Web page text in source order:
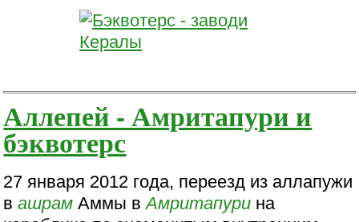
Аллепей - Амритапури и
бэквотерс
27 января 2012 года, переезд из аллапужи
вашрам Аммы вАмритапури на